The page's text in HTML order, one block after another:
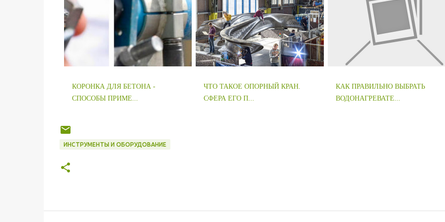
КОРОНКА ДЛЯ БЕТОНА -
СПОСОБЫ ПРИМЕ...
ЧТО ТАКОЕ ОПОРНЫЙ КРАН.
СФЕРА ЕГО П...
КАК ПРАВИЛЬНО ВЫБРАТЬ
ВОДОНАГРЕВАТЕ...
ИНСТРУМЕНТЫ И ОБОРУДОВАНИЕ